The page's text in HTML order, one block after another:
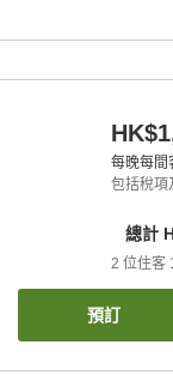
每晚每間
包括稅項
總計
2 位住客
預訂